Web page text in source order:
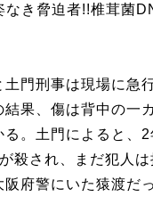
き脅迫者!!椎茸菌
門刑事は現場に急
果、傷は背中の一
。土門によると、
殺され、まだ犯人は
府警にいた猿渡だ